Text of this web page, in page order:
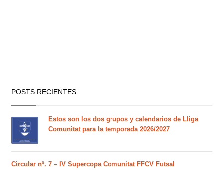
POSTS RECIENTES
Estos son los dos grupos y calendarios de Lliga
Comunitat para la temporada 2026/2027
Circular nº. 7 – IV Supercopa Comunitat FFCV Futsal